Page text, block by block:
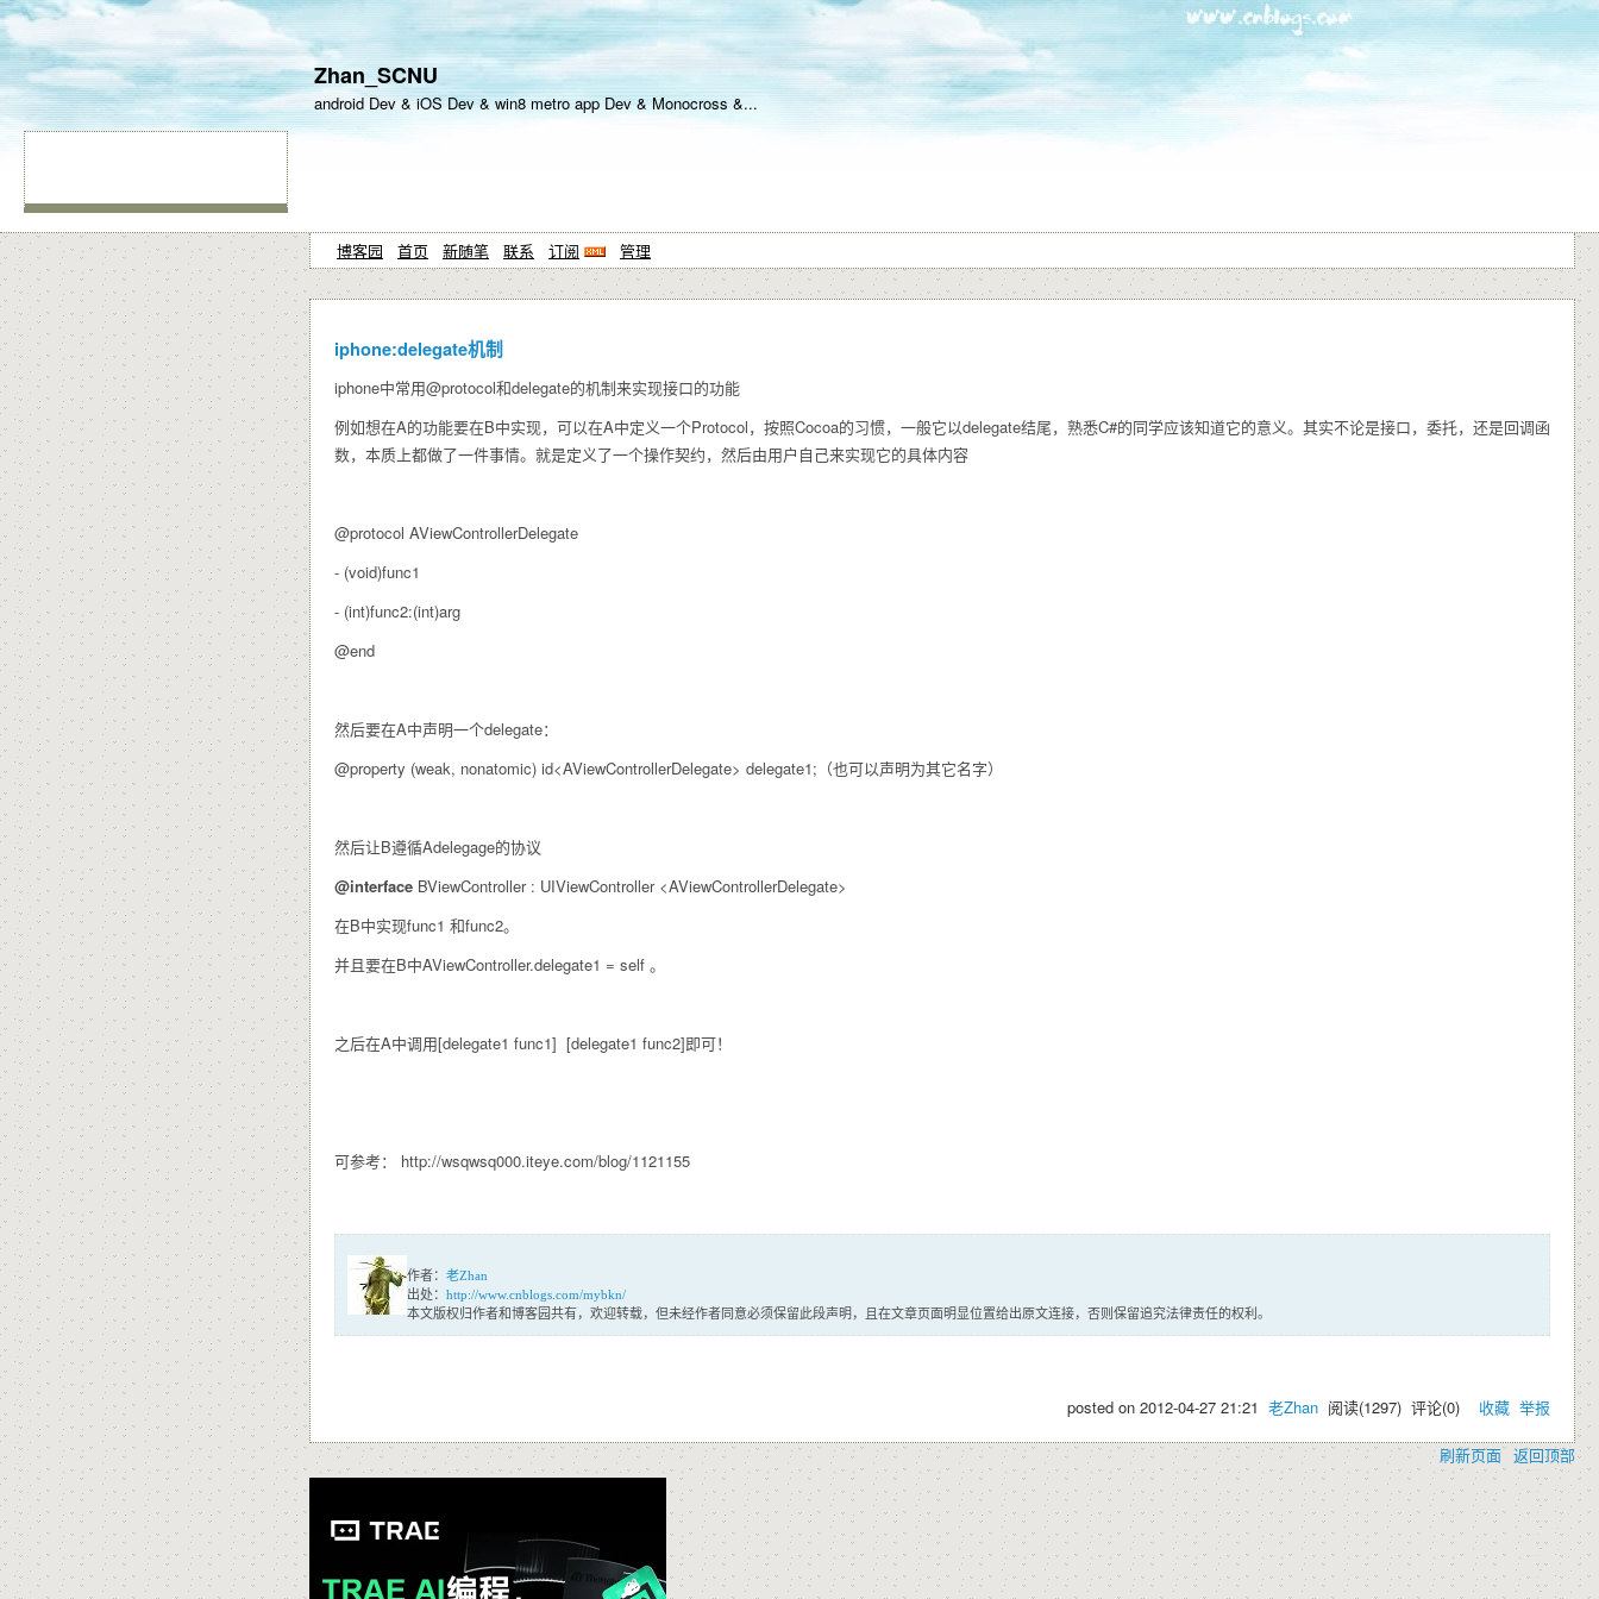
Zhan_SCNU
android Dev & iOS Dev & win8 metro app Dev & Monocross &...
博客园 首页 新随笔 联系 订阅 管理
iphone:delegate机制
iphone中常用@protocol和delegate的机制来实现接口的功能
例如想在A的功能要在B中实现，可以在A中定义一个Protocol，按照Cocoa的习惯，一般它以delegate结尾，熟悉C#的同学应该知道它的意义。其实不论是接口，委托，还是回调函
数，本质上都做了一件事情。就是定义了一个操作契约，然后由用户自己来实现它的具体内容
@protocol AViewControllerDelegate
- (void)func1
- (int)func2:(int)arg
@end
然后要在A中声明一个delegate：
@property (weak, nonatomic) id<AViewControllerDelegate> delegate1;（也可以声明为其它名字）
然后让B遵循Adelegage的协议
@interface BViewController : UIViewController <AViewControllerDelegate>
在B中实现func1 和func2。
并且要在B中AViewController.delegate1 = self 。
之后在A中调用[delegate1 func1] [delegate1 func2]即可！
可参考： http://wsqwsq000.iteye.com/blog/1121155
作者： 老Zhan
出处： http://www.cnblogs.com/mybkn/
本文版权归作者和博客园共有，欢迎转载，但未经作者同意必须保留此段声明，且在文章页面明显位置给出原文连接，否则保留追究法律责任的权利。
posted on 2012-04-27 21:21 老Zhan 阅读(1297) 评论(0) 收藏 举报
刷新页面 返回顶部